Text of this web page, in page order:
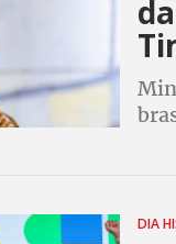
DIA